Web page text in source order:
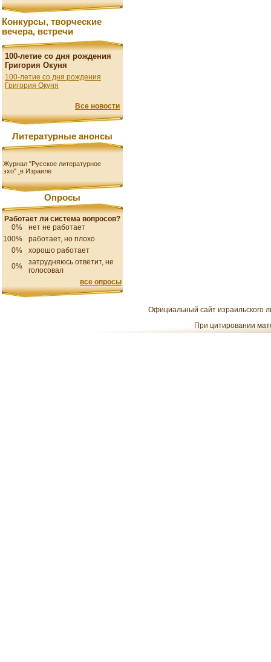
Конкурсы, творческие
вечера, встречи
100-летие со дня рождения
Григория Окуня
100-летие со дня рождения
Григория Окуня
Все новости
Литературные анонсы
Журнал "Русское литературное
эхо" в Израиле
Опросы
Работает ли система вопросов?
0%
нет не работает
100%
работает, но плохо
0%
хорошо работает
0%
затрудняюсь ответит, не
голосовал
все опросы
Официальный сайт израильского
При цитировании